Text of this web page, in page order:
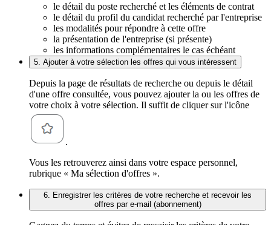
le détail du poste recherché et les éléments de contrat
le détail du profil du candidat recherché par l'entreprise
les modalités pour répondre à cette offre
la présentation de l'entreprise (si présente)
les informations complémentaires le cas échéant
5. Ajouter à votre sélection les offres qui vous intéressent
Depuis la page de résultats de recherche ou depuis le détail
d'une offre consultée, vous pouvez ajouter la ou les offres de
votre choix à votre sélection. Il suffit de cliquer sur l'icône
.
Vous les retrouverez ainsi dans votre espace personnel,
rubrique « Ma sélection d'offres ».
6. Enregistrer les critères de votre recherche et recevoir les
offres par e-mail (abonnement)